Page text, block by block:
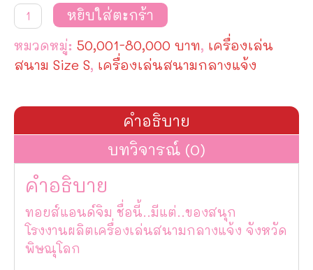
จำนวน
เครื่อง
สนาม
ชุด
หนู
อนุบาล
Model
หยิบใส่ตะกร้า
หมวดหมู่: 50,001-80,000 บาท, เครื่องเล่น
สนาม Size S, เครื่องเล่นสนามกลางแจ้ง
คำอธิบาย
บทวิจารณ์ (0)
คำอธิบาย
ทอยส์แอนด์จิม ชื่อนี้..มีแต่..ของสนุก
โรงงานผลิตเครื่องเล่นสนามกลางแจ้ง จังหวัด
พิษณุโลก